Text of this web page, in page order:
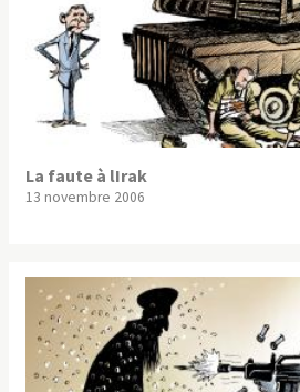
La faute à lIrak
13 novembre 2006